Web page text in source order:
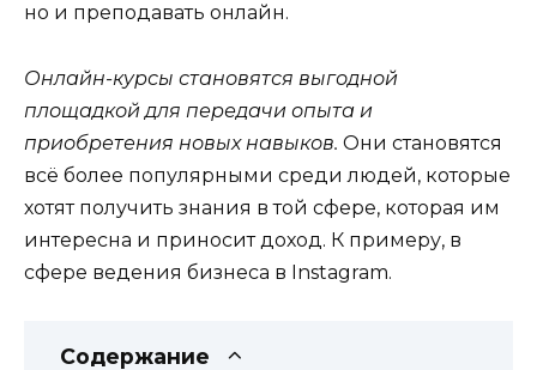
но и преподавать онлайн.
Онлайн-курсы становятся выгодной
площадкой для передачи опыта и
приобретения новых навыков. Они становятся
всё более популярными среди людей, которые
хотят получить знания в той сфере, которая им
интересна и приносит доход. К примеру, в
сфере ведения бизнеса в Instagram.
Содержание